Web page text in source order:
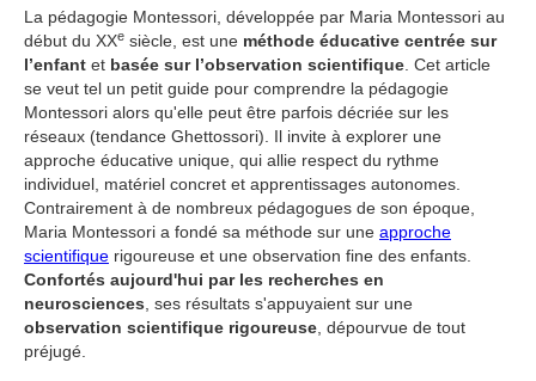
La pédagogie Montessori, développée par Maria Montessori au
début du XXe siècle, est une méthode éducative centrée sur
l’enfant et basée sur l’observation scientifique . Cet article
se veut tel un petit guide pour comprendre la pédagogie
Montessori alors qu'elle peut être parfois décriée sur les
réseaux (tendance Ghettossori). Il invite à explorer une
approche éducative unique, qui allie respect du rythme
individuel, matériel concret et apprentissages autonomes.
Contrairement à de nombreux pédagogues de son époque,
Maria Montessori a fondé sa méthode sur une approche
scientifique rigoureuse et une observation fine des enfants.
Confortés aujourd'hui par les recherches en
neurosciences , ses résultats s'appuyaient sur une
observation scientifique rigoureuse , dépourvue de tout
préjugé.